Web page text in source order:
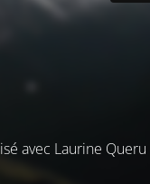
avec Laurine Queru